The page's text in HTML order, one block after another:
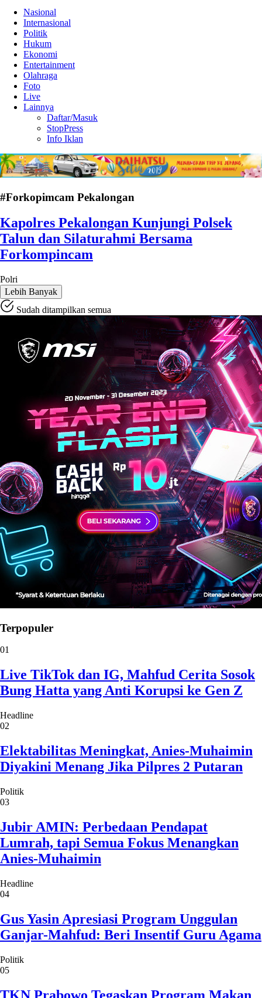
Nasional
Internasional
Politik
Hukum
Ekonomi
Entertainment
Olahraga
Foto
Live
Lainnya
Daftar/Masuk
StopPress
Info Iklan
#Forkopimcam Pekalongan
Kapolres Pekalongan Kunjungi Polsek
Talun dan Silaturahmi Bersama
Forkompincam
Polri
Lebih Banyak
Sudah ditampilkan semua
Terpopuler
01
Live TikTok dan IG, Mahfud Cerita Sosok
Bung Hatta yang Anti Korupsi ke Gen Z
Headline
02
Elektabilitas Meningkat, Anies-Muhaimin
Diyakini Menang Jika Pilpres 2 Putaran
Politik
03
Jubir AMIN: Perbedaan Pendapat
Lumrah, tapi Semua Fokus Menangkan
Anies-Muhaimin
Headline
04
Gus Yasin Apresiasi Program Unggulan
Ganjar-Mahfud: Beri Insentif Guru Agama
Politik
05
TKN Prabowo Tegaskan Program Makan